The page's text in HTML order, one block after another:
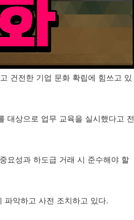
건전한 기업 문화 확립에 힘쓰고 있
대상으로 업무 교육을 실시했다고 전
요성과 하도급 거래 시 준수해야 할
파악하고 사전 조치하고 있다.